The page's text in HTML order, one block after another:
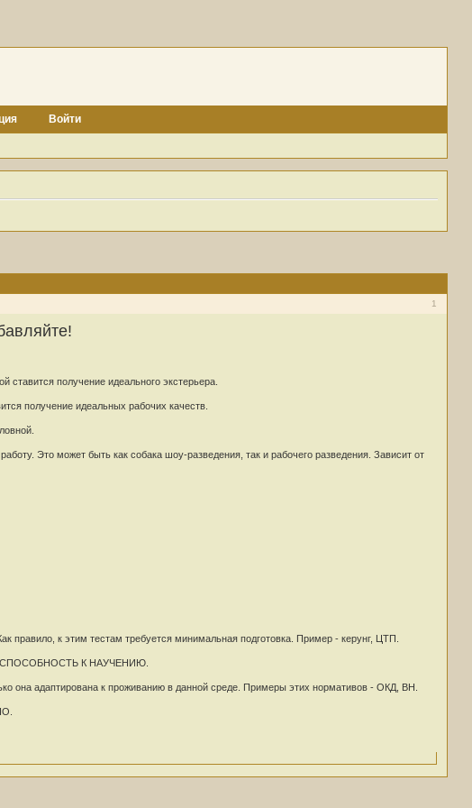
Войти
1
ставится получение идеального экстерьера.
получение идеальных рабочих качеств.
Это может быть как собака шоу-разведения, так и рабочего разведения. Зависит от
правило, к этим тестам требуется минимальная подготовка. Пример - керунг, ЦТП.
СПОСОБНОСТЬ К НАУЧЕНИЮ.
она адаптирована к проживанию в данной среде. Примеры этих нормативов - ОКД, ВН.